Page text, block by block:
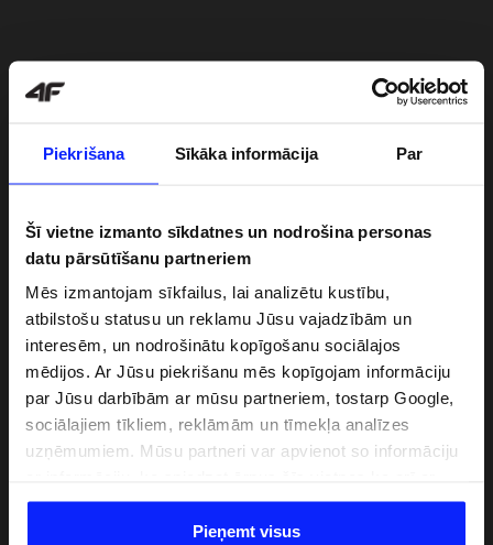
Piekrišana Sīkāka informācija Par
Šī vietne izmanto sīkdatnes un nodrošina personas
datu pārsūtīšanu partneriem
Mēs izmantojam sīkfailus, lai analizētu kustību,
atbilstošu statusu un reklamu Jūsu vajadzībām un
interesēm, un nodrošinātu kopīgošanu sociālajos
mēdijos. Ar Jūsu piekrišanu mēs kopīgojam informāciju
par Jūsu darbībām ar mūsu partneriem, tostarp Google,
sociālajiem tīkliem, reklāmām un tīmekļa analīzes
uzņēmumiem. Mūsu partneri var apvienot so informāciju
datiem, ko viņi iegūst, izmantojot viņu pakalpojumus. Ar
Jūsu atļauju, mēs varam pārsūtīt Jūsu personas datus
Pieņemt visus